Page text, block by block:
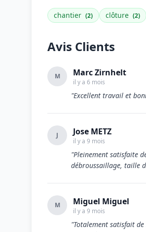
chantier (2) clôture (2)
Avis Clients
M Marc Zirnhelt
il y a 6 mois
"Excellent travail et
J Jose METZ
il y a 9 mois
"Pleinement satisfaite
débroussaillage, taille
M Miguel Miguel
il y a 9 mois
"Totalement satisfait